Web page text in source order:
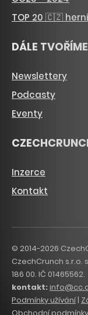
TOP 20 🇨🇿
DÁLE TVOŘÍME
Newslettery
Podcasty
Eventy
Inzerce
Kontakt
© 2014-2026
CzechCrunch s.r.o.
186 00. IČ 01465562.
kontakt:
Podmínky užívání|